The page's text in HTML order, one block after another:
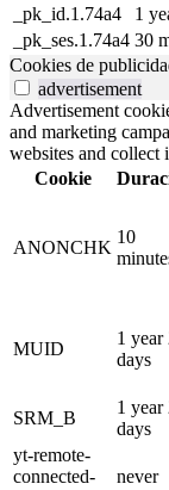
_pk_id.1.74a4
1
_pk_ses.1.74a4 30
Cookies de
advertisement
Advertisement
and marketing
websites and collect
Cookie
ANONCHK
10
MUID
1 year
days
SRM_B
1 year
days
yt-remote-
connected-
never